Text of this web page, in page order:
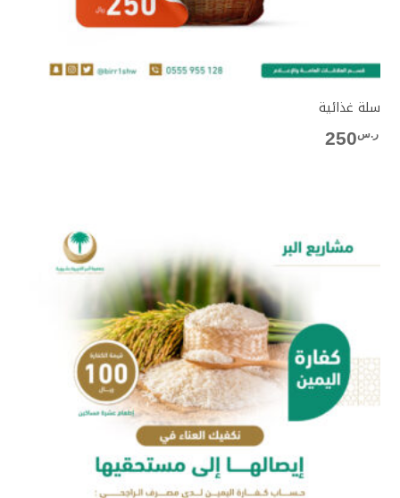
سلة غذائية
ر.س250